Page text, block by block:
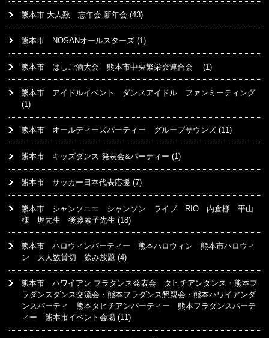
熊本市 大人数 忘年会 新年会 (43)
熊本市 NOSANオールスターズ (1)
熊本市 はしご酒大会 熊本市中央繁栄会連合会 (1)
熊本市 アイドルイベント ダンスアイドル ファンミーティング
(1)
熊本市 オールディーズパーティー グループサウンズ (11)
熊本市 キッズダンス 発表会&パーティー (1)
熊本市 サッカー日本代表応援 (7)
熊本市 シャンソニエ シャンソン ライブ RIO 内倉様 平山
様 堀先生 後藤素子先生 (18)
熊本市 ハロウィンパーティー 熊本ハロウィン 熊本市ハロウィ
ン 大人数貸切 飲み放題 (4)
熊本市 ハワイアン フラダンス発表会 タヒチアンダンス・熊本フ
ラダンスダンス交流会・熊本フラダンス懇親会・熊本ハワイアンダ
ンスパーティ 熊本タヒチアンパーティー 熊本フラダンスパーテ
ィー 熊本市イベント会場 (11)